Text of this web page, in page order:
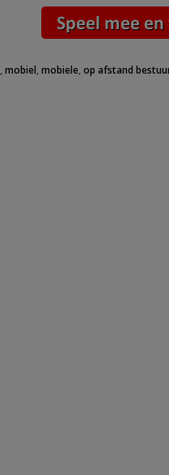
,mobiel ,mobiele ,op afstand